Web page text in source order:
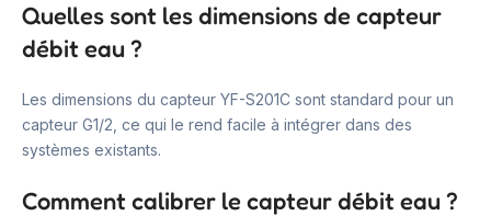
Quelles sont les dimensions de capteur
débit eau ?
Les dimensions du capteur YF-S201C sont standard pour un
capteur G1/2, ce qui le rend facile à intégrer dans des
systèmes existants.
Comment calibrer le capteur débit eau ?